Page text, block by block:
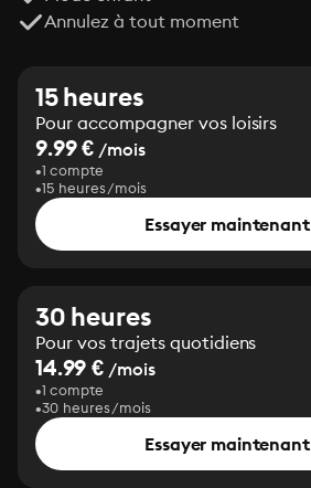
Annulez à tout moment
15 heures
Pour accompagner vos loisirs
9.99 € /mois
1 compte
15 heures/mois
Essayer maintenant
30 heures
Pour vos trajets quotidiens
14.99 € /mois
1 compte
30 heures/mois
Essayer maintenant